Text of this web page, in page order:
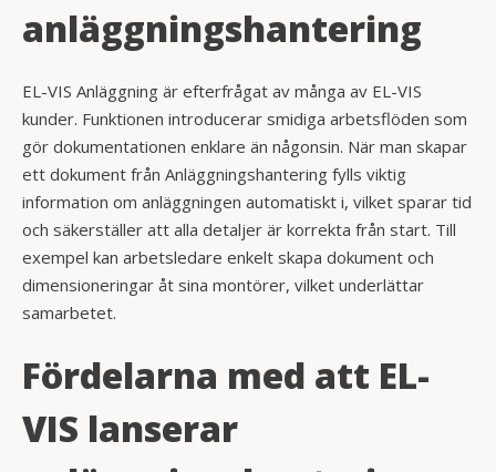
anläggningshantering
EL-VIS Anläggning är efterfrågat av många av EL-VIS
kunder. Funktionen introducerar smidiga arbetsflöden som
gör dokumentationen enklare än någonsin. När man skapar
ett dokument från Anläggningshantering fylls viktig
information om anläggningen automatiskt i, vilket sparar tid
och säkerställer att alla detaljer är korrekta från start. Till
exempel kan arbetsledare enkelt skapa dokument och
dimensioneringar åt sina montörer, vilket underlättar
samarbetet.
Fördelarna med att EL-
VIS lanserar